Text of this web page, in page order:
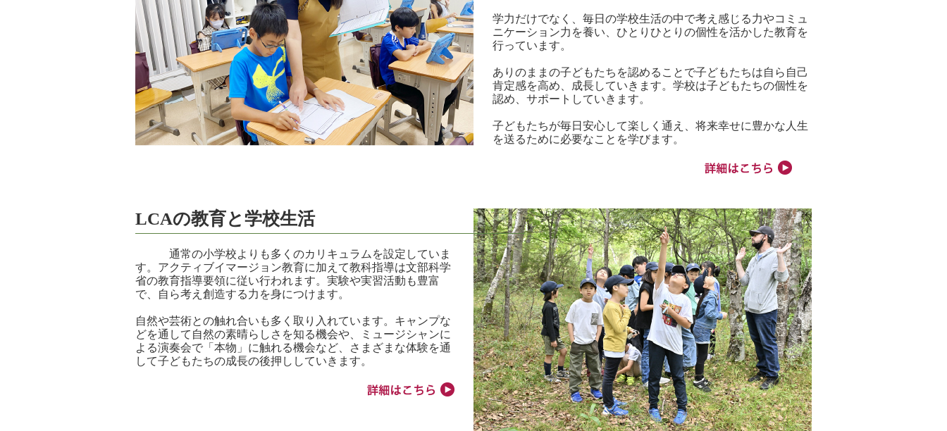
学力だけでなく、毎日の学校生活の中で考え感じる力やコミュ
ニケーション力を養い、ひとりひとりの個性を活かした教育を
行っています。
ありのままの子どもたちを認めることで子どもたちは自ら自己
肯定感を高め、成長していきます。学校は子どもたちの個性を
認め、サポートしていきます。
子どもたちが毎日安心して楽しく通え、将来幸せに豊かな人生
を送るために必要なことを学びます。
LCAの教育と学校生活
通常の小学校よりも多くのカリキュラムを設定していま
す。アクティブイマージョン教育に加えて教科指導は文部科学
省の教育指導要領に従い行われます。実験や実習活動も豊富
で、自ら考え創造する力を身につけます。
自然や芸術との触れ合いも多く取り入れています。キャンプな
どを通して自然の素晴らしさを知る機会や、ミュージシャンに
よる演奏会で「本物」に触れる機会など、さまざまな体験を通
して子どもたちの成長の後押ししていきます。